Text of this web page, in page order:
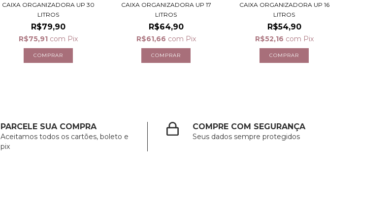
CAIXA ORGANIZADORA UP 30
LITROS
R$79,90
R$75,91 com Pix
CAIXA ORGANIZADORA UP 17
LITROS
R$64,90
R$61,66 com Pix
CAIXA ORGANIZADORA UP 16
LITROS
R$54,90
R$52,16 com Pix
PARCELE SUA COMPRA
Aceitamos todos os cartões, boleto e
pix
COMPRE COM SEGURANÇA
Seus dados sempre protegidos